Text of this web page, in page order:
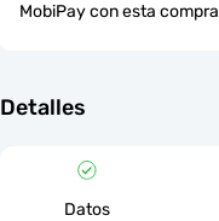
MobiPay con esta compra
Detalles
Datos